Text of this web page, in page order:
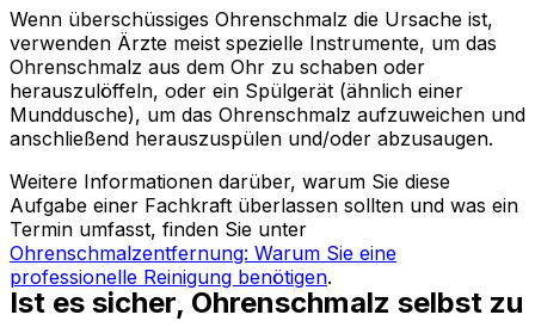
Wenn überschüssiges Ohrenschmalz die Ursache ist,
verwenden Ärzte meist spezielle Instrumente, um das
Ohrenschmalz aus dem Ohr zu schaben oder
herauszulöffeln, oder ein Spülgerät (ähnlich einer
Munddusche), um das Ohrenschmalz aufzuweichen und
anschließend herauszuspülen und/oder abzusaugen.
Weitere Informationen darüber, warum Sie diese
Aufgabe einer Fachkraft überlassen sollten und was ein
Termin umfasst, finden Sie unter
Ohrenschmalzentfernung: Warum Sie eine
professionelle Reinigung benötigen.
Ist es sicher, Ohrenschmalz selbst zu